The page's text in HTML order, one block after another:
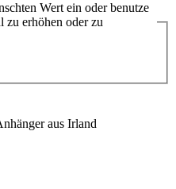
Wert ein oder benutze
zu erhöhen oder zu